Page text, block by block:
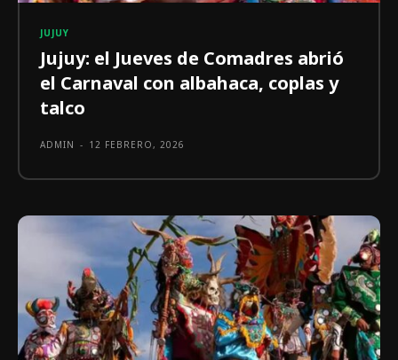
JUJUY
Jujuy: el Jueves de Comadres abrió
el Carnaval con albahaca, coplas y
talco
ADMIN - 12 FEBRERO, 2026